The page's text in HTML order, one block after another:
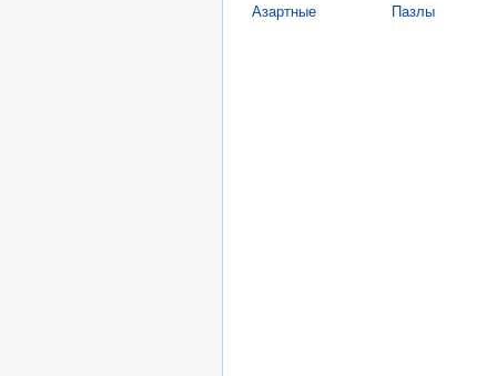
Азартные
Пазлы